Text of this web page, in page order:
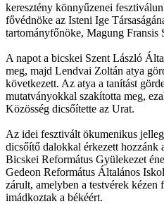
keresztény könnyűzenei
fővédnöke az Isteni Ige
tartományfőnöke, Magung Fransis
A napot a bicskei Szent László
meg, majd Lendvai Zoltán atya
következett. Az atya a tanítást
mutatványokkal szakította meg,
Közösség dicsőítette az Urat.
Az idei fesztivált ökumenikus
dicsőítő dalokkal érkezett hozzánk
Bicskei Református Gyülekezet
Gedeon Református Általános
zárult, amelyben a testvérek kézen
imádkoztak a békéért.